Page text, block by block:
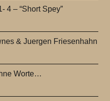
4 – “Short Spey”
& Juergen Friesenhahn
Worte…